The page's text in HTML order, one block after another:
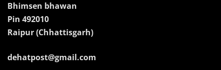
Bhimsen bhawan
Pin 492010
Raipur (Chhattisgarh)
dehatpost@gmail.com